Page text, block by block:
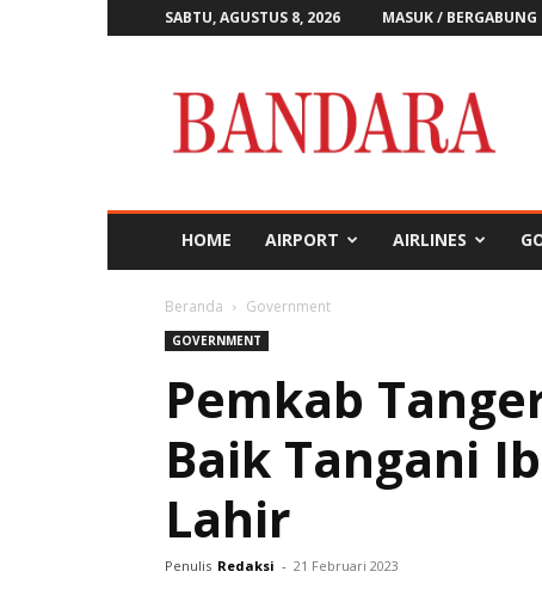
SABTU, AGUSTUS 8, 2026 MASUK / BERGABUNG
Bandara
HOME AIRPORT AIRLINES
Beranda Government
GOVERNMENT
Pemkab
Baik Tangani
Lahir
Penulis Redaksi - 21 Februari 2023